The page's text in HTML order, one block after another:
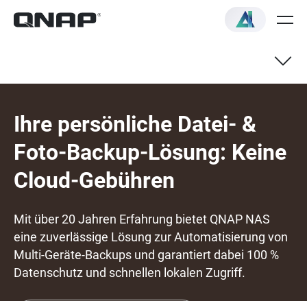
Ihre persönliche Datei- &
Foto-Backup-Lösung: Keine
Cloud-Gebühren
Mit über 20 Jahren Erfahrung bietet QNAP NAS
eine zuverlässige Lösung zur Automatisierung von
Multi-Geräte-Backups und garantiert dabei 100 %
Datenschutz und schnellen lokalen Zugriff.